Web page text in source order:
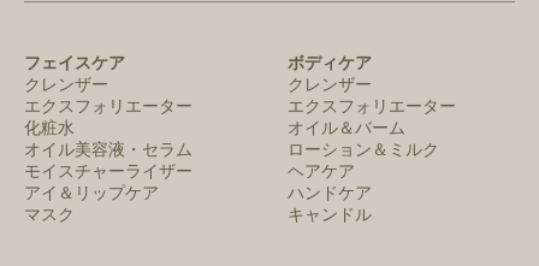
フェイスケア
クレンザー
エクスフォリエーター
化粧水
オイル美容液・セラム
モイスチャーライザー
アイ＆リップケア
マスク
ボディケア
クレンザー
エクスフォリエーター
オイル＆バーム
ローション＆ミルク
ヘアケア
ハンドケア
キャンドル